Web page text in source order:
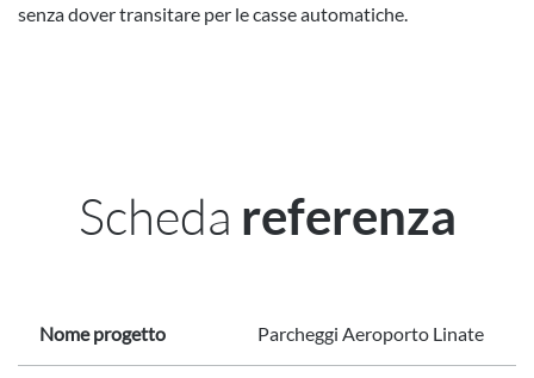
senza dover transitare per le casse automatiche.
Scheda referenza
Nome progetto Parcheggi Aeroporto Linate